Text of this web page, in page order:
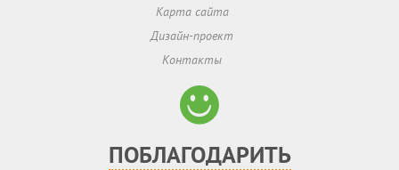
Карта сайта
Дизайн-проект
Контакты
ПОБЛАГОДАРИТЬ